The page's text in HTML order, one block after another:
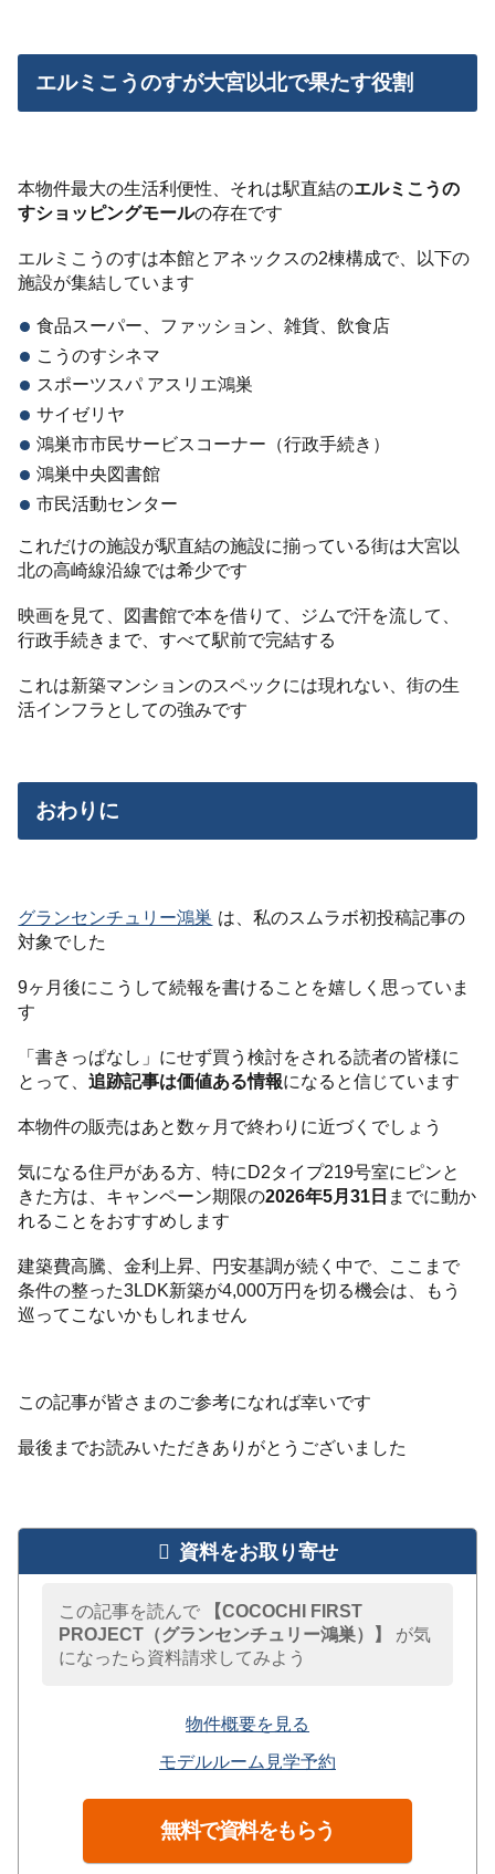
エルミこうのすが大宮以北で果たす役割
本物件最大の生活利便性、それは駅直結のエルミこうの
すショッピングモールの存在です
エルミこうのすは本館とアネックスの2棟構成で、以下の
施設が集結しています
食品スーパー、ファッション、雑貨、飲食店
こうのすシネマ
スポーツスパ アスリエ鴻巣
サイゼリヤ
鴻巣市市民サービスコーナー（行政手続き）
鴻巣中央図書館
市民活動センター
これだけの施設が駅直結の施設に揃っている街は大宮以
北の高崎線沿線では希少です
映画を見て、図書館で本を借りて、ジムで汗を流して、
行政手続きまで、すべて駅前で完結する
これは新築マンションのスペックには現れない、街の生
活インフラとしての強みです
おわりに
グランセンチュリー鴻巣 は、私のスムラボ初投稿記事の
対象でした
9ヶ月後にこうして続報を書けることを嬉しく思っていま
す
「書きっぱなし」にせず買う検討をされる読者の皆様に
とって、追跡記事は価値ある情報になると信じています
本物件の販売はあと数ヶ月で終わりに近づくでしょう
気になる住戸がある方、特にD2タイプ219号室にピンと
きた方は、キャンペーン期限の2026年5月31日 までに動か
れることをおすすめします
建築費高騰、金利上昇、円安基調が続く中で、ここまで
条件の整った3LDK新築が4,000万円を切る機会は、もう
巡ってこないかもしれません
この記事が皆さまのご参考になれば幸いです
最後までお読みいただきありがとうございました
資料をお取り寄せ
この記事を読んで
【COCOCHI FIRST
PROJECT（グランセンチュリー鴻巣）】
が気
になったら資料請求してみよう
物件概要を見る
モデルルーム見学予約
無料で資料をもらう